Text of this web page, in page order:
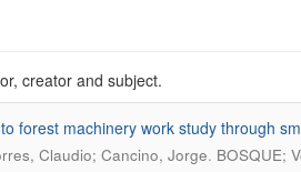
creator and subject.
forest machinery work study through
Claudio; Cancino, Jorge. BOSQUE;